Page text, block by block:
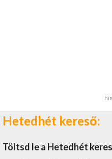
Hetedhét kereső:
Töltsd le a Hetedhét